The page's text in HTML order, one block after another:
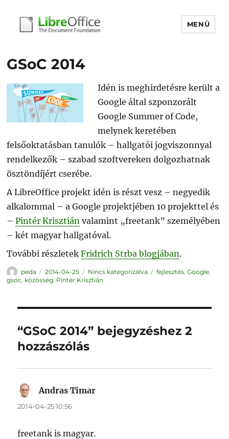
MENÜ
GSoC 2014
Idén is meghirdetésre került a
Google által szponzorált
Google Summer of Code,
melynek keretében
felsőoktatásban tanulók – hallgatói jogviszonnyal
rendelkezők – szabad szoftvereken dolgozhatnak
ösztöndíjért cserébe.
A LibreOffice projekt idén is részt vesz – negyedik
alkalommal – a Google projektjében 10 projekttel és
–Pintér Krisztián valamint „freetank” személyében
– két magyar hallgatóval.
További részletekFridrich Strba blogjában.
Szerző
peda Közzétéve
2014-04-25 Kategória
Nincs kategorizálva Címke
fejlesztés, Google,
gsoc, közösség, Pintér Krisztián
“GSoC 2014” bejegyzéshez 2
hozzászólás
Andras Timar
2014-04-25 10:56
freetank is magyar.